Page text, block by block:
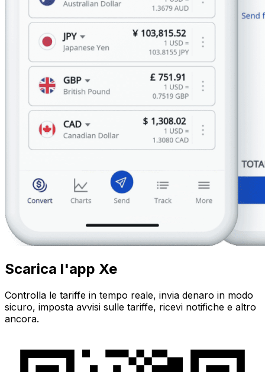
Scarica l'app Xe
Controlla le tariffe in tempo reale, invia denaro in modo
sicuro, imposta avvisi sulle tariffe, ricevi notifiche e altro
ancora.